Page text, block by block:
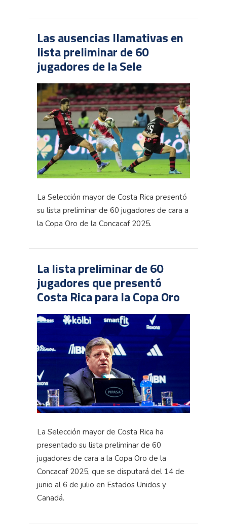
Las ausencias llamativas en
lista preliminar de 60
jugadores de la Sele
La Selección mayor de Costa Rica presentó
su lista preliminar de 60 jugadores de cara a
la Copa Oro de la Concacaf 2025.
La lista preliminar de 60
jugadores que presentó
Costa Rica para la Copa Oro
La Selección mayor de Costa Rica ha
presentado su lista preliminar de 60
jugadores de cara a la Copa Oro de la
Concacaf 2025, que se disputará del 14 de
junio al 6 de julio en Estados Unidos y
Canadá.